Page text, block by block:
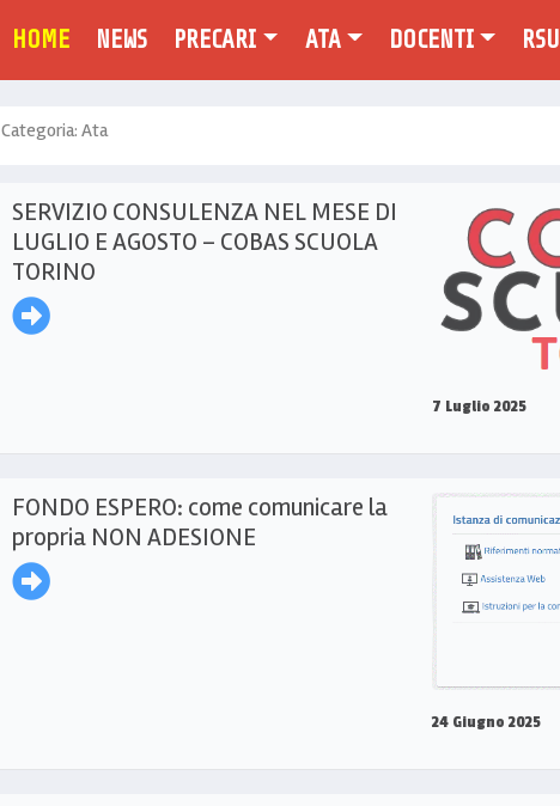
HOME(CURRENT)
NEWS PRECARI ATA DOCENTI RSU
Categoria: Ata
SERVIZIO CONSULENZA NEL MESE DI
LUGLIO E AGOSTO – COBAS SCUOLA
TORINO
7 Luglio 2025
FONDO ESPERO: come comunicare la
propria NON ADESIONE
24 Giugno 2025